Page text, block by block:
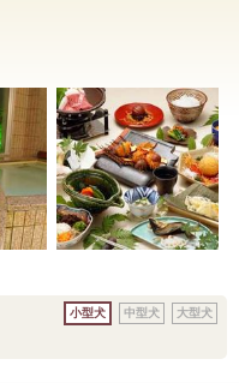
小型犬 中型犬 大型犬